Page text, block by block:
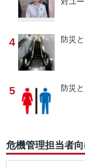
4 防災
5 防災
危機管理担当者